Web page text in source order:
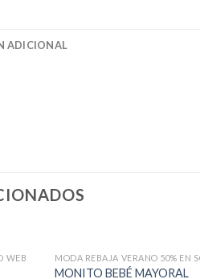
ADICIONAL
WEB MODA REBAJA VERANO 50% EN
MONITO BEBÉ MAYORAL